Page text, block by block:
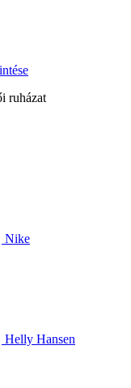
ruházat
Nike
Helly Hansen